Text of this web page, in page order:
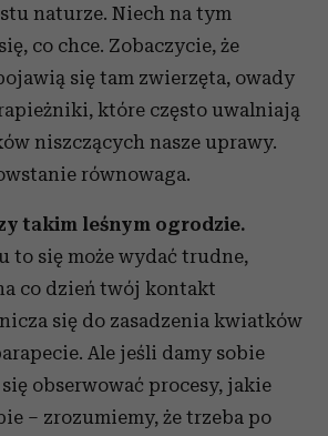
naturze. Niech na tym
co chce. Zobaczycie, że
się tam zwierzęta, owady
które często uwalniają
niszczących nasze uprawy.
równowaga.
takim leśnym ogrodzie.
to się może wydać trudne,
co dzień twój kontakt
się do zasadzenia kwiatków
Ale jeśli damy sobie
obserwować procesy, jakie
– zrozumiemy, że trzeba po